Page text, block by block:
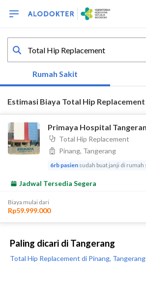
Paling dicari di Tangerang
Total Hip Replacement di Pinang, Tangerang